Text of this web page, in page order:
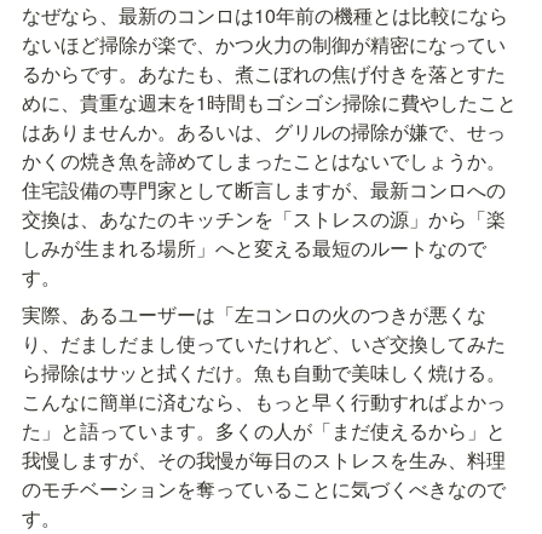
なぜなら、最新のコンロは10年前の機種とは比較になら
ないほど掃除が楽で、かつ火力の制御が精密になってい
るからです。あなたも、煮こぼれの焦げ付きを落とすた
めに、貴重な週末を1時間もゴシゴシ掃除に費やしたこと
はありませんか。あるいは、グリルの掃除が嫌で、せっ
かくの焼き魚を諦めてしまったことはないでしょうか。
住宅設備の専門家として断言しますが、最新コンロへの
交換は、あなたのキッチンを「ストレスの源」から「楽
しみが生まれる場所」へと変える最短のルートなので
す。
実際、あるユーザーは「左コンロの火のつきが悪くな
り、だましだまし使っていたけれど、いざ交換してみた
ら掃除はサッと拭くだけ。魚も自動で美味しく焼ける。
こんなに簡単に済むなら、もっと早く行動すればよかっ
た」と語っています。多くの人が「まだ使えるから」と
我慢しますが、その我慢が毎日のストレスを生み、料理
のモチベーションを奪っていることに気づくべきなので
す。